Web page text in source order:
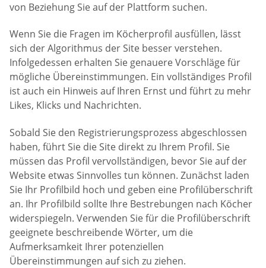
von Beziehung Sie auf der Plattform suchen.
Wenn Sie die Fragen im Köcherprofil ausfüllen, lässt
sich der Algorithmus der Site besser verstehen.
Infolgedessen erhalten Sie genauere Vorschläge für
mögliche Übereinstimmungen. Ein vollständiges Profil
ist auch ein Hinweis auf Ihren Ernst und führt zu mehr
Likes, Klicks und Nachrichten.
Sobald Sie den Registrierungsprozess abgeschlossen
haben, führt Sie die Site direkt zu Ihrem Profil. Sie
müssen das Profil vervollständigen, bevor Sie auf der
Website etwas Sinnvolles tun können. Zunächst laden
Sie Ihr Profilbild hoch und geben eine Profilüberschrift
an. Ihr Profilbild sollte Ihre Bestrebungen nach Köcher
widerspiegeln. Verwenden Sie für die Profilüberschrift
geeignete beschreibende Wörter, um die
Aufmerksamkeit Ihrer potenziellen
Übereinstimmungen auf sich zu ziehen.